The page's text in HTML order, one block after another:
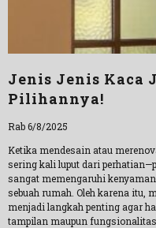
Jenis Jenis Kaca
Pilihannya!
Rab 6/8/2025
Ketika mendesain atau
sering kali luput dari
sangat memengaruhi
sebuah rumah. Oleh karena itu,
menjadi langkah penting agar
tampilan maupun fungsionalitas.